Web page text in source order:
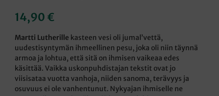
14,90 €
Martti Lutherille kasteen vesi oli jumal’vettä,
uudestisyntymän ihmeellinen pesu, joka oli niin täynnä
armoa ja lohtua, että sitä on ihmisen vaikeaa edes
käsittää. Vaikka uskonpuhdistajan tekstit ovat jo
viisisataa vuotta vanhoja, niiden sanoma, terävyys ja
osuvuus ei ole vanhentunut. Nykyajan ihmiselle ne